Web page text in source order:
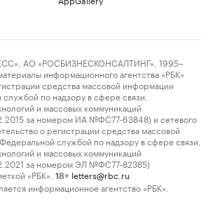
АО «РОСБИЗНЕСКОНСАЛТИНГ», 1995–
информационного агентства «РБК»
средства массовой информации
по надзору в сфере связи,
и массовых коммуникаций
за номером ИА №ФС77-63848) и сетевого
о регистрации средства массовой
службой по надзору в сфере связи,
и массовых коммуникаций
за номером ЭЛ №ФС77-82385)
«РБК».
18+ letters@rbc.ru
информационное агентство «РБК».